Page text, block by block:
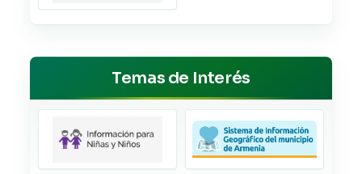
Temas de Interés